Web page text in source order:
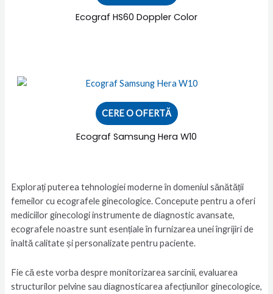
Ecograf HS60 Doppler Color
CERE O OFERTĂ
Ecograf Samsung Hera W10
Explorați puterea tehnologiei moderne în domeniul sănătății
femeilor cu ecografele ginecologice. Concepute pentru a oferi
mediciilor ginecologi instrumente de diagnostic avansate,
ecografele noastre sunt esențiale în furnizarea unei îngrijiri de
înaltă calitate și personalizate pentru paciente.
Fie că este vorba despre monitorizarea sarcinii, evaluarea
structurilor pelvine sau diagnosticarea afecțiunilor ginecologice,